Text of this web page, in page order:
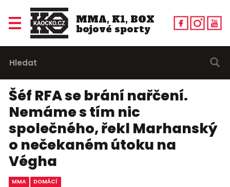
MMA, K1, BOX
bojové sporty
Šéf RFA se brání nařčení.
Nemáme s tím nic
společného, řekl Marhanský
o nečekaném útoku na
Végha
MMA DOMÁCÍ